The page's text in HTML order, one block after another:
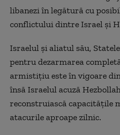
libanezi în legătură cu
conflictului dintre Israel şi
Israelul şi aliatul său,
pentru dezarmarea
armistiţiu este în vigoare
însă Israelul acuză
reconstruiască capacităţile
atacurile aproape zilnic.